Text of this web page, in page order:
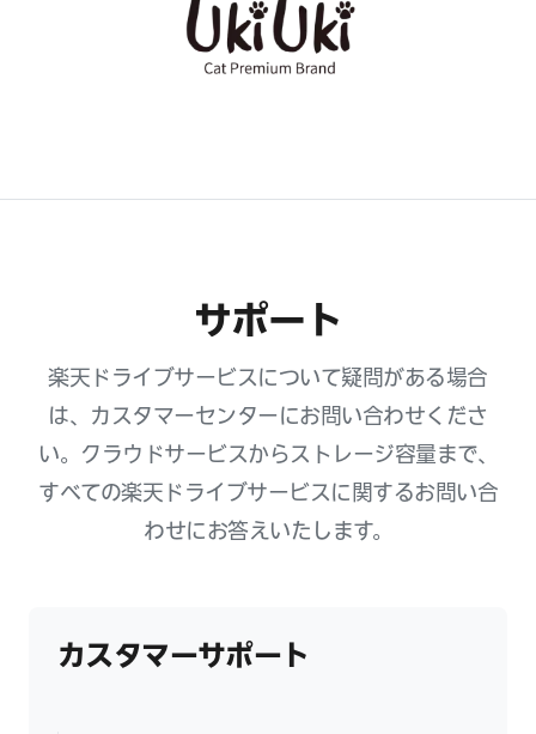
サポート
楽天ドライブサービスについて疑問がある場合
は、カスタマーセンターにお問い合わせくださ
い。クラウドサービスからストレージ容量まで、
すべての楽天ドライブサービスに関するお問い合
わせにお答えいたします。
カスタマーサポート